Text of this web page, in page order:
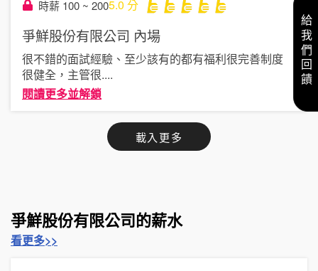
時薪 100 ~ 2005.0 分
爭鮮股份有限公司 內場
很不錯的面試經驗、至少該有的都有福利很完善制度
很健全，主管很....
閱讀更多並解鎖
載入更多
爭鮮股份有限公司的薪水
看更多>>
給我們回饋